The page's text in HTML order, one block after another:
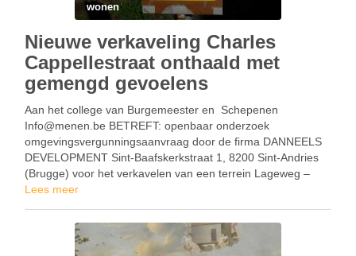
wonen
Nieuwe verkaveling Charles
Cappellestraat onthaald met
gemengd gevoelens
Aan het college van Burgemeester en Schepenen
Info@menen.be BETREFT: openbaar onderzoek
omgevingsvergunningsaanvraag door de firma DANNEELS
DEVELOPMENT Sint-Baafskerkstraat 1, 8200 Sint-Andries
(Brugge) voor het verkavelen van een terrein Lageweg –
Charles Capellestraat, , kadastraal bekend onder MENEN 1
Lees meer